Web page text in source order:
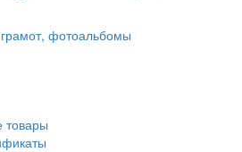
фотоальбомы